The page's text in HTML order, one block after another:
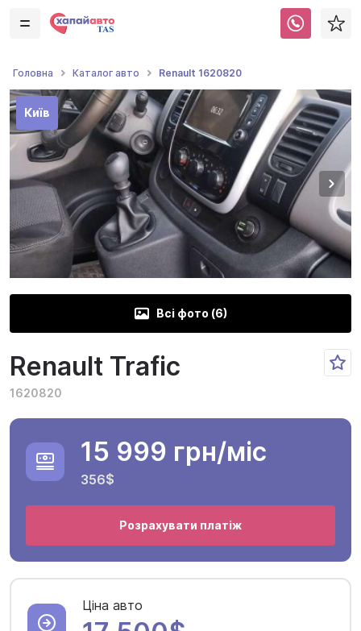
Головна Каталог авто Renault 1620820
Київ
Всі фото (6)
Renault Trafic
1620820
15 999 грн/міс
356$
Розрахувати платіж
Ціна авто